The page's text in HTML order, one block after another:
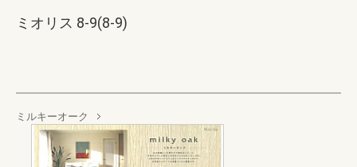
ミオリス 8-9(8-9)
ミルキーオーク